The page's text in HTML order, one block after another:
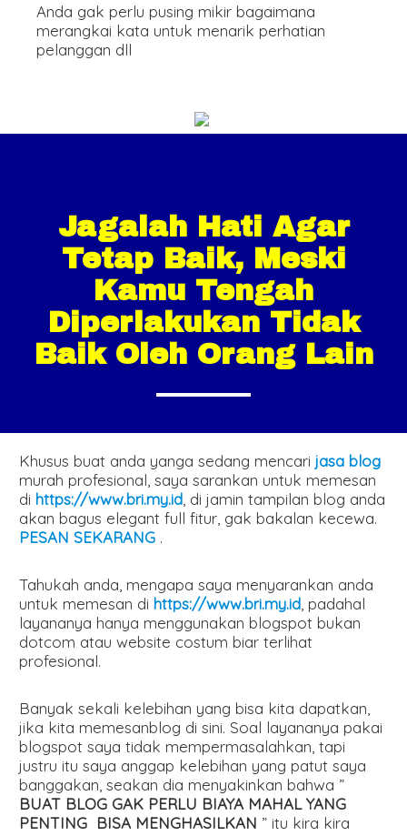
Anda gak perlu pusing mikir bagaimana
merangkai kata untuk menarik perhatian
pelanggan dll
Jagalah Hati Agar
Tetap Baik, Meski
Kamu Tengah
Diperlakukan Tidak
Baik Oleh Orang Lain
Khusus buat anda yanga sedang mencarijasa blog
murah profesional, saya sarankan untuk memesan
dihttps://www.bri.my.id , di jamin tampilan blog anda
akan bagus elegant full fitur, gak bakalan kecewa.
PESAN SEKARANG .
Tahukah anda, mengapa saya menyarankan anda
untuk memesan dihttps://www.bri.my.id , padahal
layananya hanya menggunakan blogspot bukan
dotcom atau website costum biar terlihat
profesional.
Banyak sekali kelebihan yang bisa kita dapatkan,
jika kita memesanblog di sini. Soal layananya pakai
blogspot saya tidak mempermasalahkan, tapi
justru itu saya anggap kelebihan yang patut saya
banggakan, seakan dia menyakinkan bahwa ”
BUAT BLOG GAK PERLU BIAYA MAHAL YANG
PENTING BISA MENGHASILKAN ” itu kira kira